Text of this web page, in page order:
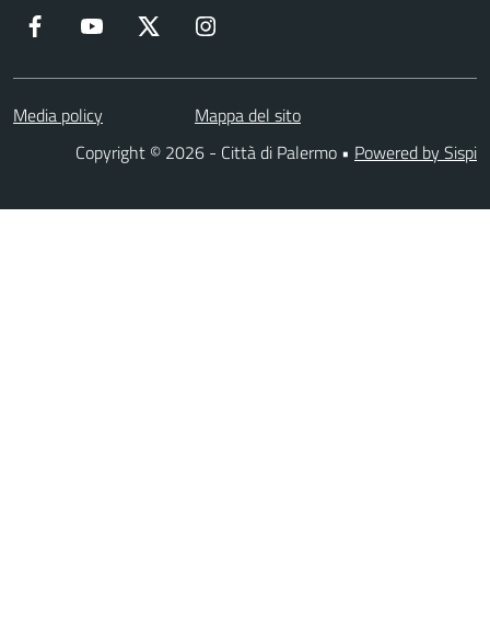
Facebook YouTube Twitter
Media policy
Mappa del sito
Copyright © 2026 - Città di Palermo • Powered by Sispi